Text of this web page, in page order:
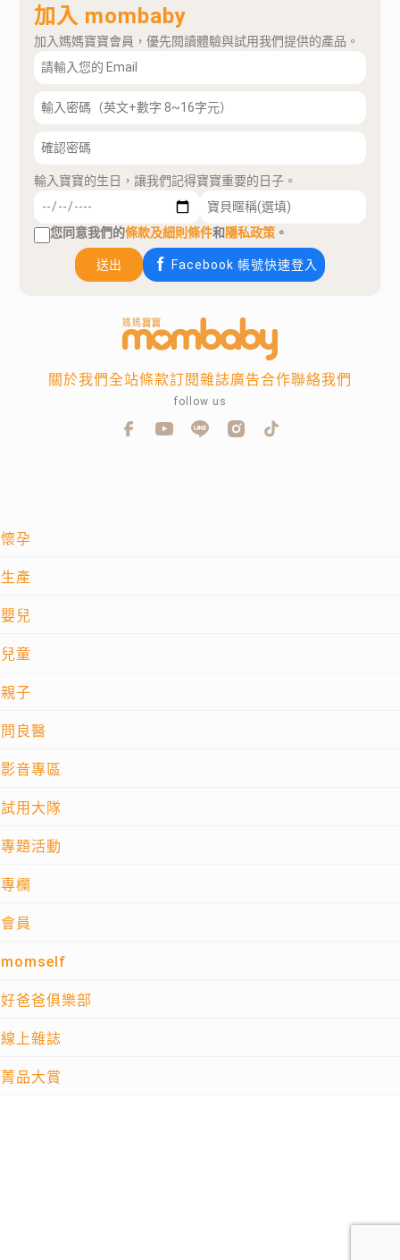
加入 mombaby
加入媽媽寶寶會員，優先閱讀體驗與試用我們提供的產品。
輸入寶寶的生日，讓我們記得寶寶重要的日子。
您同意我們的條款及細則條件和隱私政策 。
送出 Facebook 帳號快速登入
懷孕
生產
嬰兒
兒童
親子
問良醫
影音專區
試用大隊
專題活動
專欄
會員
momself
好爸爸俱樂部
線上雜誌
菁品大賞
關於我們全站條款訂閱雜誌廣告合作聯絡我們
follow us